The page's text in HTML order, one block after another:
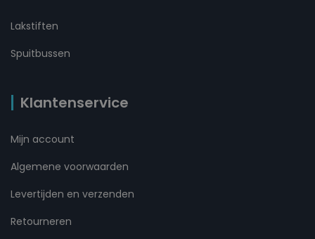
Lakstiften
Spuitbussen
Klantenservice
Mijn account
Algemene voorwaarden
Levertijden en verzenden
Retourneren